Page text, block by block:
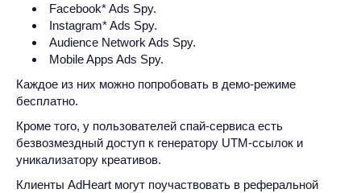
Facebook* Ads Spy.
Instagram* Ads Spy.
Audience Network Ads Spy.
Mobile Apps Ads Spy.
Каждое из них можно попробовать в демо-режиме
бесплатно.
Кроме того, у пользователей спай-сервиса есть
безвозмездный доступ к генератору UTM-ссылок и
уникализатору креативов.
Клиенты AdHeart могут поучаствовать в реферальной